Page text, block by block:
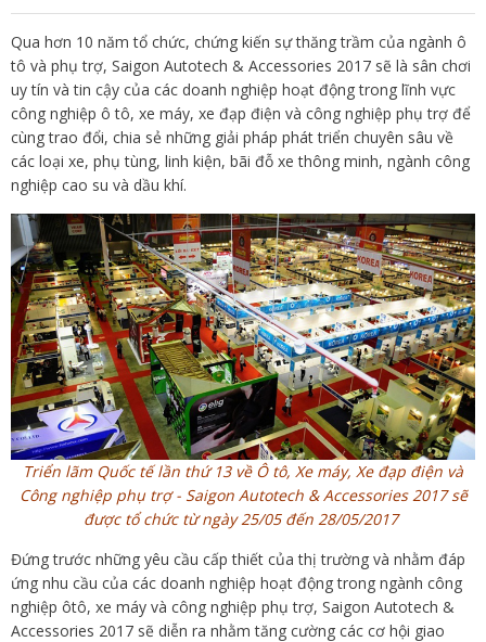
Qua hơn 10 năm tổ chức, chứng kiến sự thăng trầm của ngành ô
tô và phụ trợ, Saigon Autotech & Accessories 2017 sẽ là sân chơi
uy tín và tin cậy của các doanh nghiệp hoạt động trong lĩnh vực
công nghiệp ô tô, xe máy, xe đạp điện và công nghiệp phụ trợ để
cùng trao đổi, chia sẻ những giải pháp phát triển chuyên sâu về
các loại xe, phụ tùng, linh kiện, bãi đỗ xe thông minh, ngành công
nghiệp cao su và dầu khí.
Triển lãm Quốc tế lần thứ 13 về Ô tô, Xe máy, Xe đạp điện và
Công nghiệp phụ trợ - Saigon Autotech & Accessories 2017 sẽ
được tổ chức từ ngày 25/05 đến 28/05/2017
Đứng trước những yêu cầu cấp thiết của thị trường và nhằm đáp
ứng nhu cầu của các doanh nghiệp hoạt động trong ngành công
nghiệp ôtô, xe máy và công nghiệp phụ trợ, Saigon Autotech &
Accessories 2017 sẽ diễn ra nhằm tăng cường các cơ hội giao